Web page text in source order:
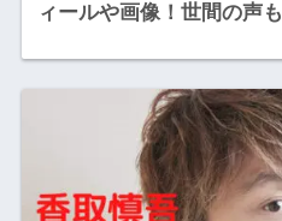
ィールや画像！世間の声も